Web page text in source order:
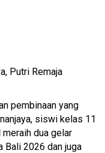
Putri Remaja
pembinaan yang
siswi kelas 11
dua gelar
Bali 2026 dan juga